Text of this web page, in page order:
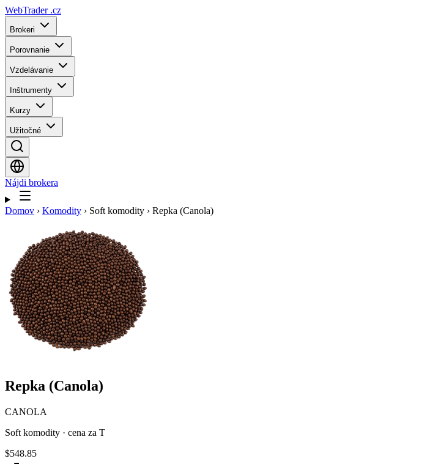
WebTrader .cz
Brokeri
Porovnanie
Vzdelávanie
Inštrumenty
Kurzy
Užitočné
Nájdi brokera
Domov › Komodity › Soft komodity › Repka (Canola)
Repka (Canola)
CANOLA
Soft komodity · cena za T
$548.85